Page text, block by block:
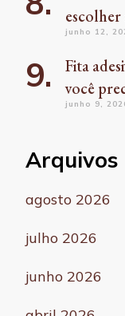
escolher
junho 12,
Fita
você
junho 9,
Arquivos
agosto 2026
julho 2026
junho 2026